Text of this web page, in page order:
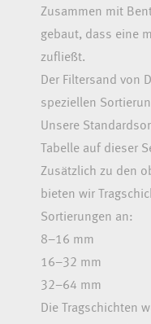
Zusammen mit
gebaut, dass eine
zufließt.
Der Filtersand von
speziellen
Unsere
Tabelle auf dieser
Zusätzlich zu den
bieten wir
Sortierungen an:
8–16 mm
16–32 mm
32–64 mm
Die Tragschichten